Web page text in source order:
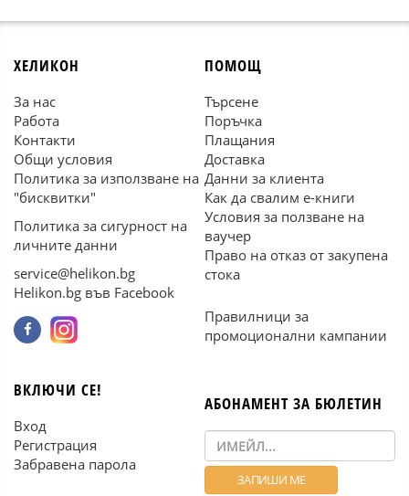
ХЕЛИКОН
За нас
Работа
Контакти
Общи условия
Политика за използване на
"бисквитки"
Политика за сигурност на
личните данни
service@helikon.bg
Helikon.bg във Facebook
ПОМОЩ
Търсене
Поръчка
Плащания
Доставка
Данни за клиента
Как да свалим е-книги
Условия за ползване на
ваучер
Право на отказ от закупена
стока
Правилници за
промоционални кампании
ВКЛЮЧИ СЕ!
Вход
Регистрация
Забравена парола
АБОНАМЕНТ ЗА БЮЛЕТИН